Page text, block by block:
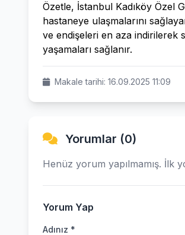
Özetle, İstanbul Kadıköy Özel
hastaneye ulaşmalarını
ve endişeleri en aza indirilerek
yaşamaları sağlanır.
Makale tarihi: 16.09.2025 11:09
Yorumlar (0)
Henüz yorum yapılmamış. İlk
Yorum Yap
Adınız *